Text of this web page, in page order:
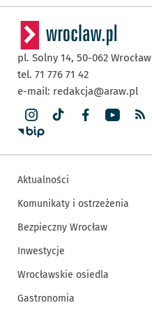
pl. Solny 14, 50-062 Wrocław
tel. 71 776 71 42
e-mail: redakcja@araw.pl
Aktualności
Komunikaty i ostrzeżenia
Bezpieczny Wrocław
Inwestycje
Wrocławskie osiedla
Gastronomia